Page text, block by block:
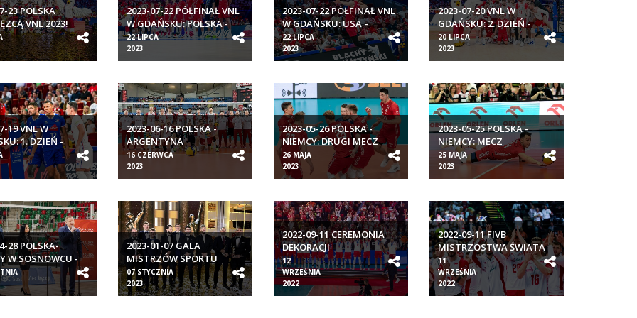
23 POLSKA
VNL 2023!
2023-07-22 PÓŁFINAŁ VNL
W GDAŃSKU: POLSKA -
JAPONIA
22 LIPCA
2023
2023-07-22 PÓŁFINAŁ VNL
W GDAŃSKU: USA –
WŁOCHY
22 LIPCA
2023
2023-07-20 VNL W
GDAŃSKU: 2. DZIEŃ -
ĆWIERĆFINAŁY
20 LIPCA
2023
19 VNL W
1. DZIEŃ -
2023-06-16 POLSKA -
ARGENTYNA
16 CZERWCA
2023
2023-05-26 POLSKA -
NIEMCY: DRUGI MECZ
TOWARZYSKI SIATKARZY
26 MAJA
2023
2023-05-25 POLSKA -
NIEMCY: MECZ
TOWARZYSKI SIATKARZY
25 MAJA
2023
28 POLSKA-
W SOSNOWCU -
PRASOWA
2023-01-07 GALA
MISTRZÓW SPORTU
07 STYCZNIA
2023
2022-09-11 CEREMONIA
DEKORACJI
MISTRZOSTWA ŚWIATA
12
WRZEŚNIA
2022
2022-09-11 FIVB
MISTRZOSTWA ŚWIATA
W PIŁCE SIATKOWEJ
MĘŻCZYZN
11
WRZEŚNIA
2022